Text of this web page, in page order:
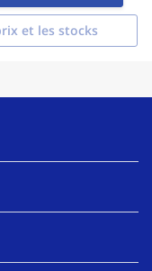
et les stocks